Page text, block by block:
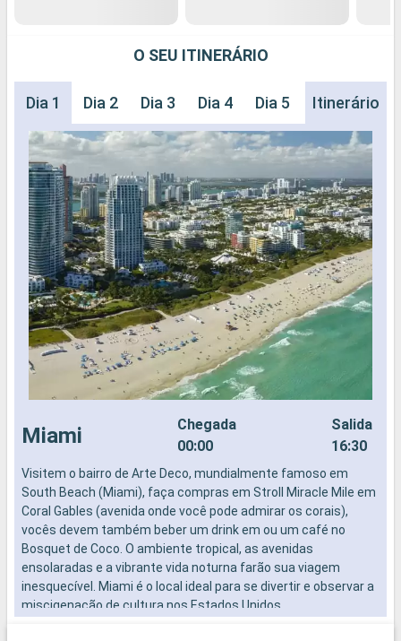
O SEU ITINERÁRIO
Dia 1 Dia 2 Dia 3 Dia 4 Dia 5 Dia 6 Dia
Itinerário
Miami
Chegada
00:00
Salida
16:30
Visitem o bairro de Arte Deco, mundialmente famoso em
South Beach (Miami), faça compras em Stroll Miracle Mile em
Coral Gables (avenida onde você pode admirar os corais),
vocês devem também beber um drink em ou um café no
Bosquet de Coco. O ambiente tropical, as avenidas
ensolaradas e a vibrante vida noturna farão sua viagem
inesquecível. Miami é o local ideal para se divertir e observar a
miscigenação de cultura nos Estados Unidos.